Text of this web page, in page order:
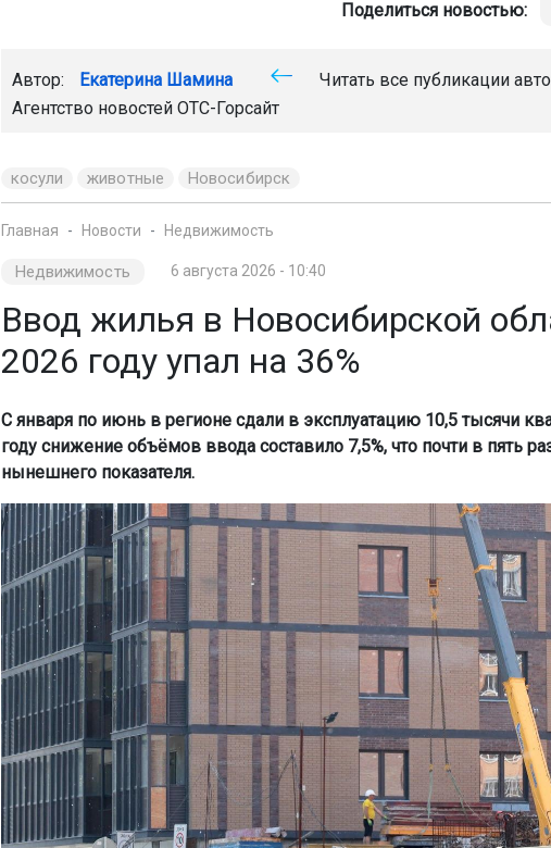
Поделиться новостью:
Автор: Екатерина Шамина
Читать все публикации
Агентство новостей ОТС-Горсайт
косули животные Новосибирск
Главная Новости Недвижимость
Недвижимость 6 августа 2026 - 10:40
Ввод жилья в Новосибирской
2026 году упал на 36%
С января по июнь в регионе сдали в эксплуатацию 10,5 тысячи
году снижение объёмов ввода составило 7,5%, что почти в пять
нынешнего показателя.